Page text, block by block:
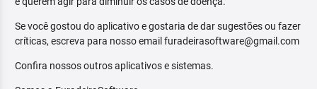
Se você gostou do aplicativo e gostaria de dar sugestões ou fazer
críticas, escreva para nosso email furadeirasoftware@gmail.com
Confira nossos outros aplicativos e sistemas.